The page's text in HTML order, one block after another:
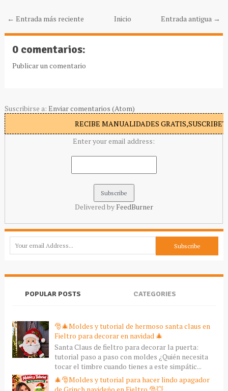
← Entrada más reciente Entrada antigua →
Inicio
0 comentarios:
Publicar un comentario
Suscribirse a: Enviar comentarios (Atom)
RECIBE MANUALIDADES
Enter your email address:
Delivered by FeedBurner
POPULAR POSTS CATEGORIES
🎅🎄Moldes y tutorial de hermoso santa claus en
Fieltro para decorar en navidad 🎄
Santa Claus de fieltro para decorar la puerta:
tutorial paso a paso con moldes ¿Quién necesita
tocar el timbre cuando tienes a este simpátic...
🎄🎅Moldes y tutorial para hacer lindo apagador